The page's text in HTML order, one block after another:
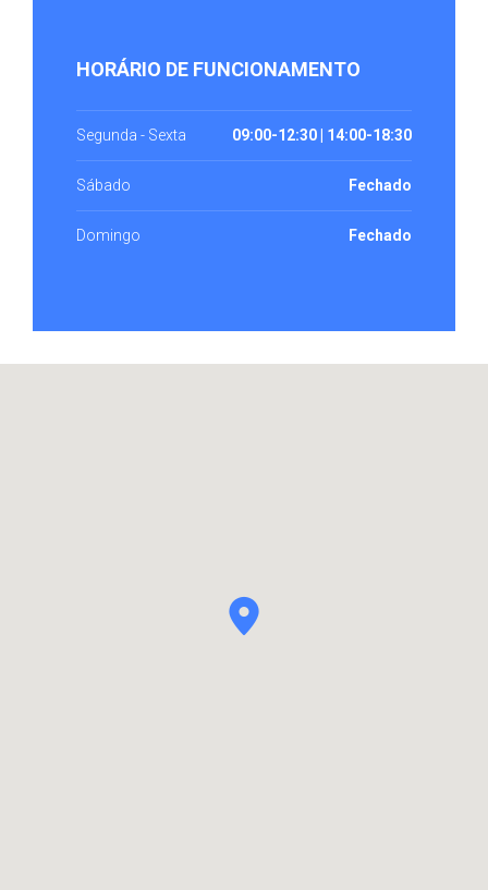
HORÁRIO DE FUNCIONAMENTO
Segunda - Sexta 09:00-12:30 | 14:00-18:30
Sábado Fechado
Domingo Fechado